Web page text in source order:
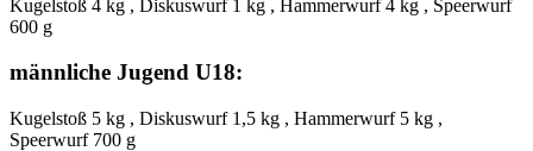
Kugelstoß 4 kg , Diskuswurf 1 kg , Hammerwurf 4 kg , Speerwurf
600 g
männliche Jugend U18:
Kugelstoß 5 kg , Diskuswurf 1,5 kg , Hammerwurf 5 kg ,
Speerwurf 700 g